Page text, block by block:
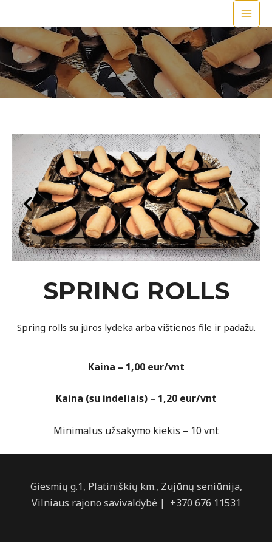
SPRING ROLLS
Spring rolls su jūros lydeka arba vištienos file ir padažu.
Kaina – 1,00 eur/vnt
Kaina (su indeliais) – 1,20 eur/vnt
Minimalus užsakymo kiekis – 10 vnt
Giesmių g.1, Platiniškių km., Zujūnų seniūnija,
Vilniaus rajono savivaldybė | +370 676 11531